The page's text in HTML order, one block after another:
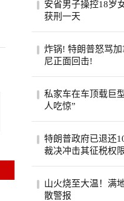
顺手官
安省男子操控18岁
获刑一天
卖淫并
炸锅! 特朗普怒骂
尼正面回击!
将继续
私家车在车顶载巨
人吃惊”
期间进
在社...
特朗普政府已退还
裁决冲击其征税权
据国际
山火烧至大温！满
散警报